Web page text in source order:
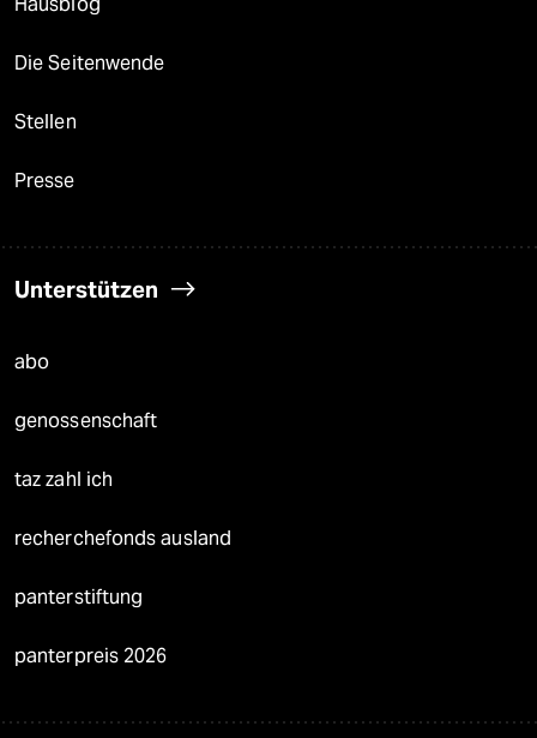
Hausblog
Die Seitenwende
Stellen
Presse
Unterstützen
abo
genossenschaft
taz zahl ich
recherchefonds ausland
panterstiftung
panterpreis 2026